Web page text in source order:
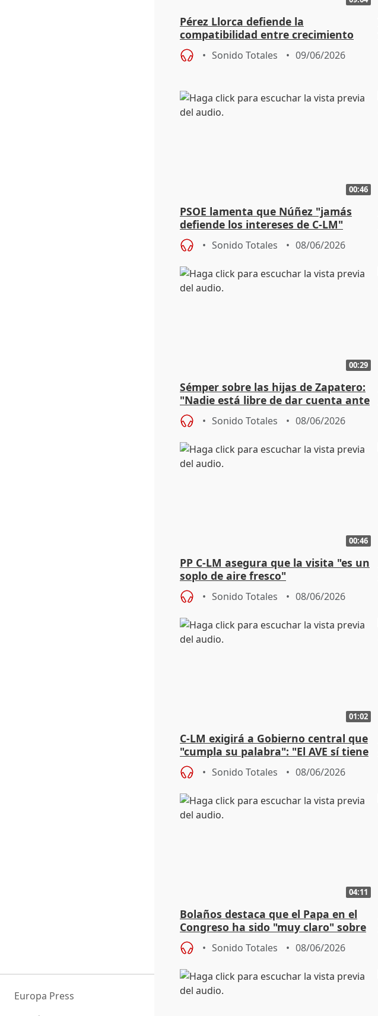
Europa Press
Pérez Llorca defiende la
compatibilidad entre crecimiento
económico y sostenibilidad
Sonido Totales 09/06/2026
00:46
PSOE lamenta que Núñez "jamás
defiende los intereses de C-LM"
Sonido Totales 08/06/2026
00:29
Sémper sobre las hijas de Zapatero:
"Nadie está libre de dar cuenta ante
la Justicia"
Sonido Totales 08/06/2026
00:46
PP C-LM asegura que la visita "es un
soplo de aire fresco"
Sonido Totales 08/06/2026
01:02
C-LM exigirá a Gobierno central que
"cumpla su palabra": "El AVE sí tiene
que pasar por Toledo"
Sonido Totales 08/06/2026
04:11
Bolaños destaca que el Papa en el
Congreso ha sido "muy claro" sobre
paz y acogida de migrantes
Sonido Totales 08/06/2026